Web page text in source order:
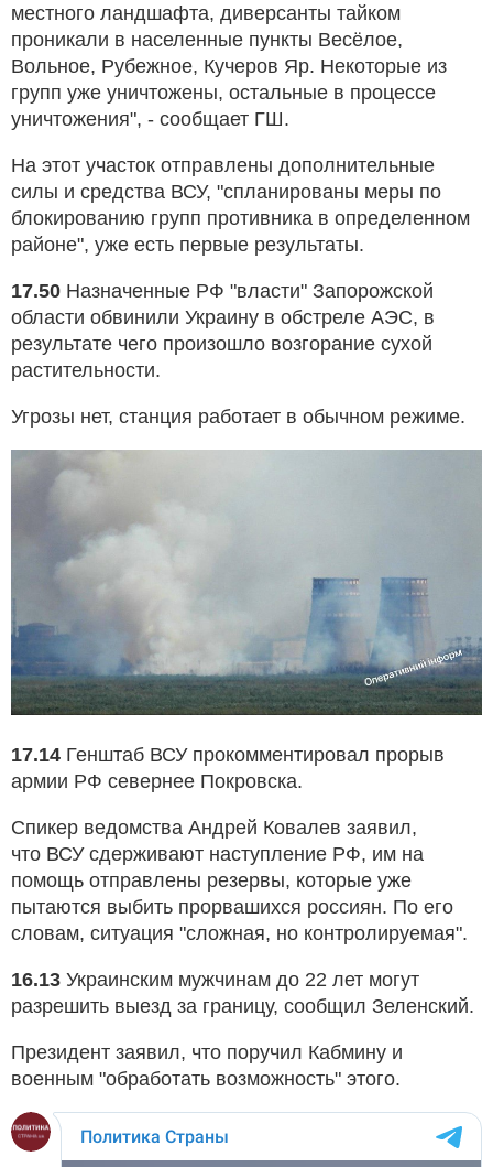
местного ландшафта, диверсанты тайком
проникали в населенные пункты Весёлое,
Вольное, Рубежное, Кучеров Яр. Некоторые из
групп уже уничтожены, остальные в процессе
уничтожения", - сообщает ГШ.
На этот участок отправлены дополнительные
силы и средства ВСУ, "спланированы меры по
блокированию групп противника в определенном
районе", уже есть первые результаты.
17.50 Назначенные РФ "власти" Запорожской
области обвинили Украину в обстреле АЭС, в
результате чего произошло возгорание сухой
растительности.
Угрозы нет, станция работает в обычном режиме.
17.14 Генштаб ВСУ прокомментировал прорыв
армии РФ севернее Покровска.
Спикер ведомства Андрей Ковалев заявил,
что ВСУ сдерживают наступление РФ, им на
помощь отправлены резервы, которые уже
пытаются выбить прорвашихся россиян. По его
словам, ситуация "сложная, но контролируемая".
16.13 Украинским мужчинам до 22 лет могут
разрешить выезд за границу, сообщил Зеленский.
Президент заявил, что поручил Кабмину и
военным "обработать возможность" этого.